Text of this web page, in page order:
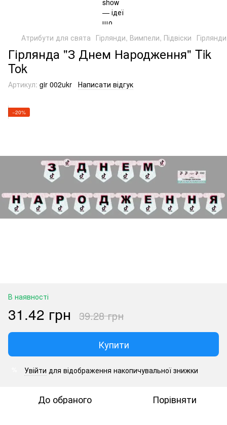
Атрибути для свята Гірлянди, Вимпели, Підвіски Гірлянди
Гірлянда "З Днем Народження" Tik
Tok
Артикул: gir 002ukr Написати відгук
−20%
В наявності
31.42 грн 39.28 грн
Купити
Увійти для відображення накопичувальної знижки
До обраного Порівняти